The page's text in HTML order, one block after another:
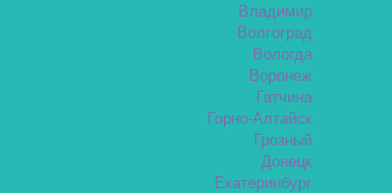
Владимир
Волгоград
Вологда
Воронеж
Гатчина
Горно-Алтайск
Грозный
Донецк
Екатеринбург